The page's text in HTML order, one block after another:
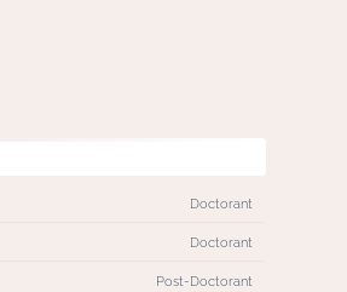
Doctorant
Doctorant
Post-Doctorant